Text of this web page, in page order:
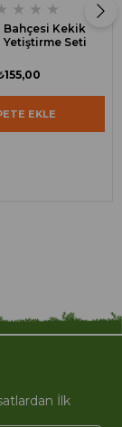
★ ★ ★
Bahçesi Kekik
Seti
EKLE
İlk